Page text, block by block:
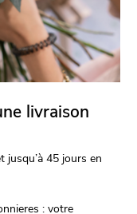
livraison
45 jours en
: votre